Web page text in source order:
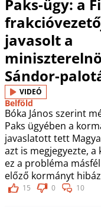
Paks-ügy: a
javasolt a
Sándor-
VIDEÓ
Belföld
Bóka János szerint
Paks ügyében a
javaslatott tett
azt is megjegyezte,
ez a probléma
előző kormányt
15 0 10